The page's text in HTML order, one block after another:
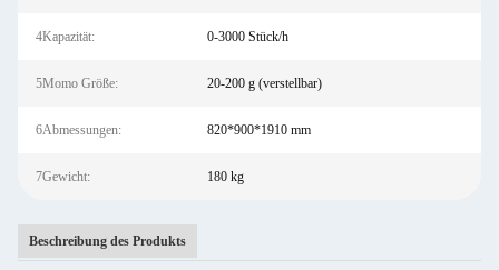
4Kapazität: 0-3000 Stück/h
5Momo Größe: 20-200 g (verstellbar)
6Abmessungen: 820*900*1910 mm
7Gewicht: 180 kg
Beschreibung des Produkts